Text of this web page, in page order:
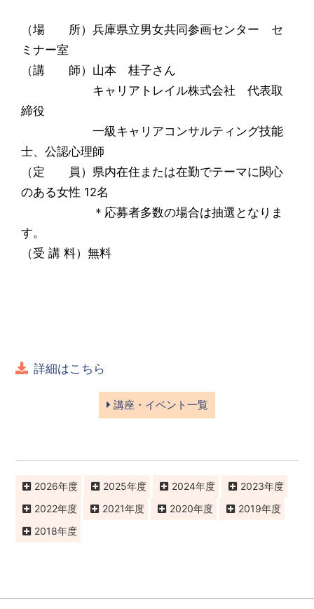
（場 所）兵庫県立男女共同参画センター セ
ミナー室
（講 師）山本 桂子さん
キャリアトレイル株式会社 代表取
締役
一級キャリアコンサルティング技能
士、公認心理師
（定 員）県内在住または在勤でテーマに関心
のある女性 12名
＊応募者多数の場合は抽選となりま
す。
（受 講 料）無料
詳細はこちら
講座・イベント一覧
2026 2025 2024
2023
2022
2021 2020
2019
2018